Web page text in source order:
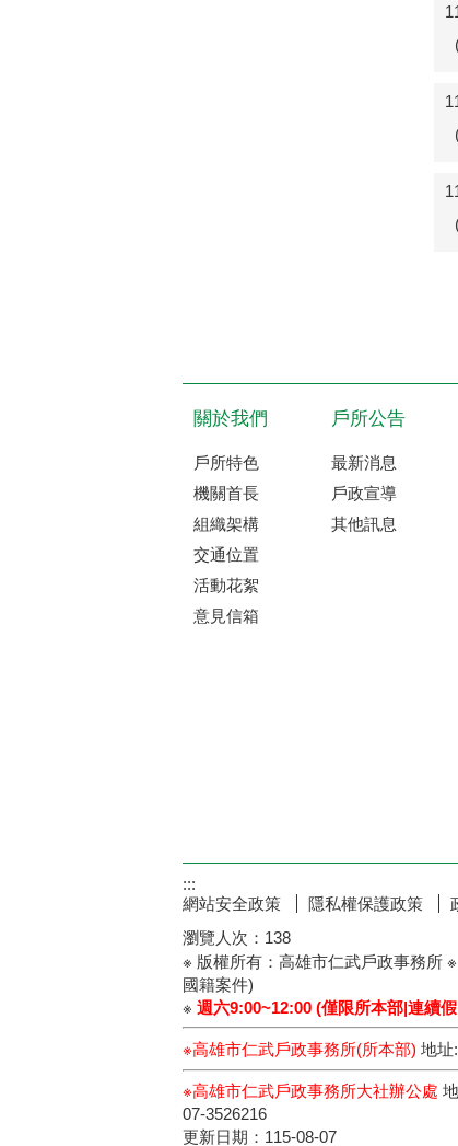
關於我們
戶所特色
機關首長
組織架構
交通位置
活動花絮
意見信箱
戶所公告
最新消息
戶政宣導
其他訊息
:::
網站安全政策
隱私權保護政策
瀏覽人次： 138
※ 版權所有：高雄市仁武戶政事務所
國籍案件)
※ 週六9:00~12:00 (僅限所本部|連續
※高雄市仁武戶政事務所(所本部) 地址
※高雄市仁武戶政事務所大社辦公處
07-3526216
更新日期： 115-08-07